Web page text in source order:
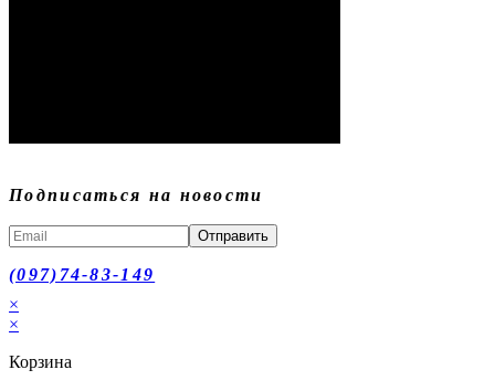
Подписаться на новости
Отправить
(097)74-83-149
×
×
Корзина